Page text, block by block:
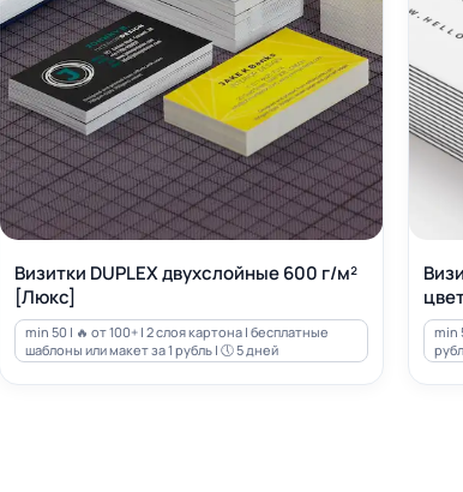
Визитки DUPLEX двухслойные 600 г/м²
[Люкс]
min 50 | 🔥 от 100+ | 2 слоя картона | бесплатные
шаблоны или макет за 1 рубль | 🕔 5 дней
min